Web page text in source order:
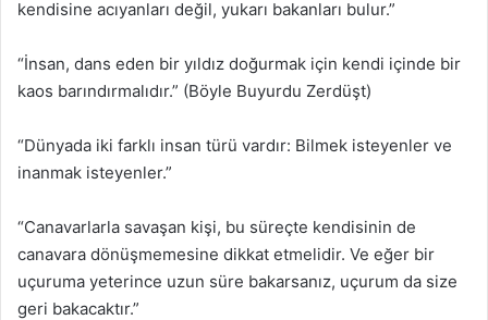
kendisine acıyanları değil, yukarı bakanları bulur.”
“İnsan, dans eden bir yıldız doğurmak için kendi içinde bir
kaos barındırmalıdır.” (Böyle Buyurdu Zerdüşt)
“Dünyada iki farklı insan türü vardır: Bilmek isteyenler ve
inanmak isteyenler.”
“Canavarlarla savaşan kişi, bu süreçte kendisinin de
canavara dönüşmemesine dikkat etmelidir. Ve eğer bir
uçuruma yeterince uzun süre bakarsanız, uçurum da size
geri bakacaktır.”